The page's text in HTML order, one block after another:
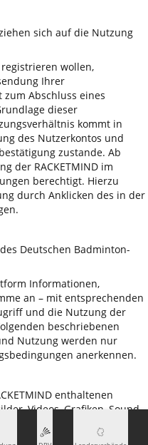
sich auf die Nutzung
registrieren wollen,
Ihrer
Abschluss eines
dieser
kommt in
des Nutzerkontos und
zustande. Ab
der RACKETMIND im
berechtigt. Hierzu
durch Anklicken des in der
Deutschen Badminton-
Informationen,
an – mit entsprechenden
und die Nutzung der
beschriebenen
Nutzung werden nur
anerkennen.
enthaltenen
Videos, Grafiken, Sound
, Marken- oder